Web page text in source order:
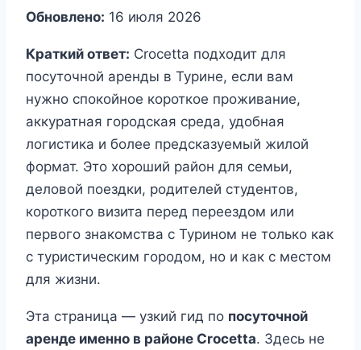
Обновлено: 16 июля 2026
Краткий ответ: Crocetta подходит для
посуточной аренды в Турине, если вам
нужно спокойное короткое проживание,
аккуратная городская среда, удобная
логистика и более предсказуемый жилой
формат. Это хороший район для семьи,
деловой поездки, родителей студентов,
короткого визита перед переездом или
первого знакомства с Турином не только как
с туристическим городом, но и как с местом
для жизни.
Эта страница — узкий гид по посуточной
аренде именно в районе Crocetta. Здесь не